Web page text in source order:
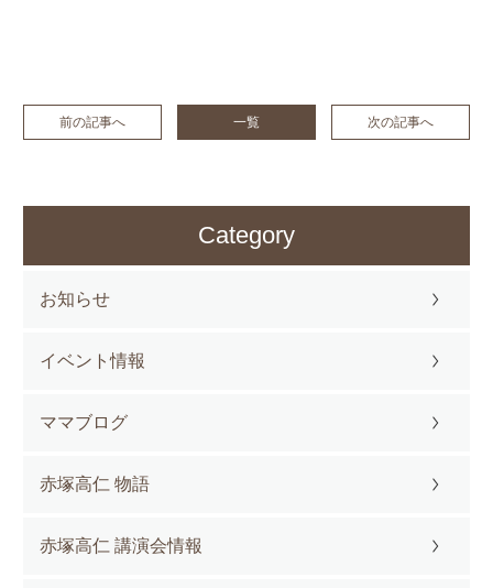
前の記事へ 一覧 次の記事へ
Category
お知らせ
イベント情報
ママブログ
赤塚高仁 物語
赤塚高仁 講演会情報